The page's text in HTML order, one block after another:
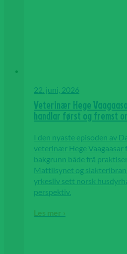
22. juni, 2026
Veterinær Hege
handlar først og fremst
I den nyaste episoden av
veterinær Hege Vaagaasar
bakgrunn både frå
Mattilsynet og
yrkesliv sett norsk
perspektiv.
Les mer ›